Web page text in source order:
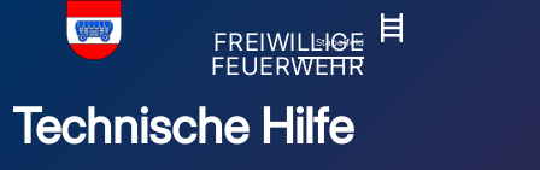
FREIWILLIGE
FEUERWEHR
Stapelfeld
Technische Hilfe